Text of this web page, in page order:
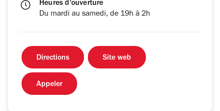
Heures d'ouverture
Du mardi au samedi, de 19h à 2h
Directions Site web
Appeler